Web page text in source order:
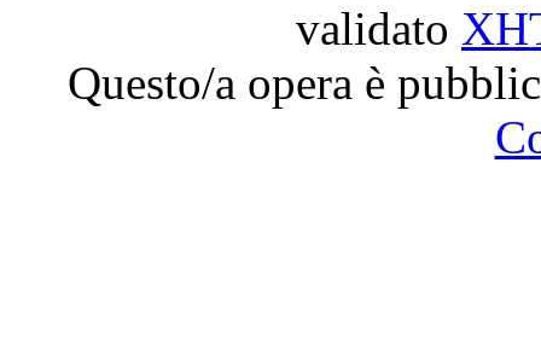
validato
Questo/a opera è